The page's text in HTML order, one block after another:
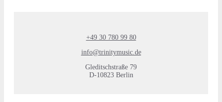
+49 30 780 99 80
info@trinitymusic.de
Gleditschstraße 79
D-10823 Berlin